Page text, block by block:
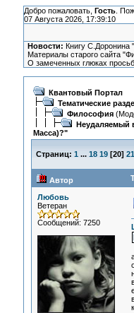
Добро пожаловать, Гость.
07 Августа 2026, 17:39:10
Новости: Книгу С.Доронина
Материалы старого сайта
О замеченных глюках
Квантовый Портал
Тематические
Философия
Неудаляемый
Масса)?"
Страниц: 1 ... 18 19[20] 21
Автор
Любовь
Ветеран
Сообщений: 7250